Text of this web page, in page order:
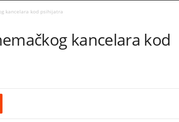
kancelara kod psihijatra
kancelara kod